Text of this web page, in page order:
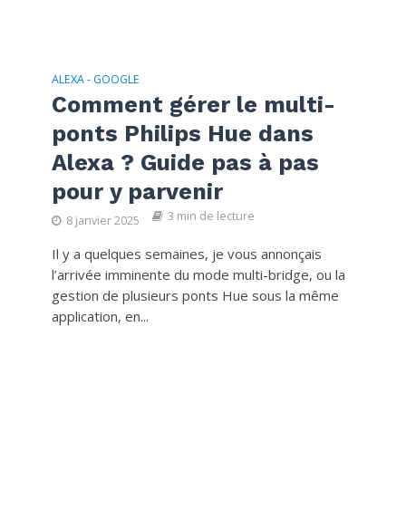
ALEXA - GOOGLE
Comment gérer le multi-
ponts Philips Hue dans
Alexa ? Guide pas à pas
pour y parvenir
8 janvier 2025 3 min de lecture
Il y a quelques semaines, je vous annonçais
l’arrivée imminente du mode multi-bridge, ou la
gestion de plusieurs ponts Hue sous la même
application, en...